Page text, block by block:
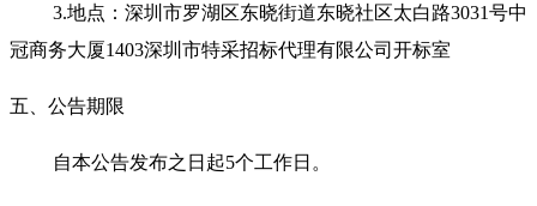
3.地点：深圳市罗湖区东晓街道东晓社区太白路3031号中
冠商务大厦1403深圳市特采招标代理有限公司开标室
五、公告期限
自本公告发布之日起5个工作日。